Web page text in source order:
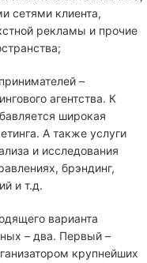
сетями клиента,
рекламы и прочие
–
агентства. К
широкая
А также услуги
и исследования
брэндинг,
и т.д.
варианта
– два. Первый –
крупнейших